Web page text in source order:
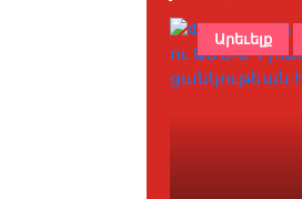
Արեւելք